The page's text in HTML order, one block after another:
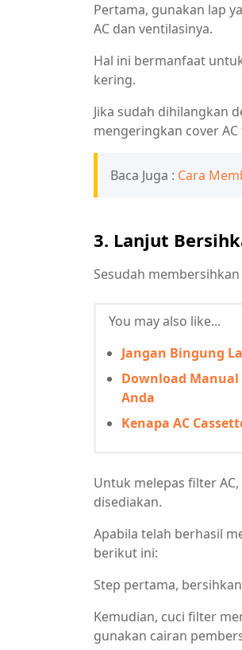
Pertama, gunakan lap
AC dan ventilasinya.
Hal ini bermanfaat
kering.
Jika sudah dihilangkan
mengeringkan cover AC
Baca Juga : Cara
3. Lanjut
Sesudah
You may also like...
Jangan Bingung
Download Manual
Anda
Kenapa AC
Untuk melepas filter
disediakan.
Apabila telah berhasil
berikut ini:
Step pertama,
Kemudian, cuci filter
gunakan cairan